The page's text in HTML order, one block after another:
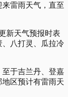
雷雨天气，直至
新天气预报时表
八打灵、瓜拉冷
于吉兰丹、登嘉
区预计有雷雨天